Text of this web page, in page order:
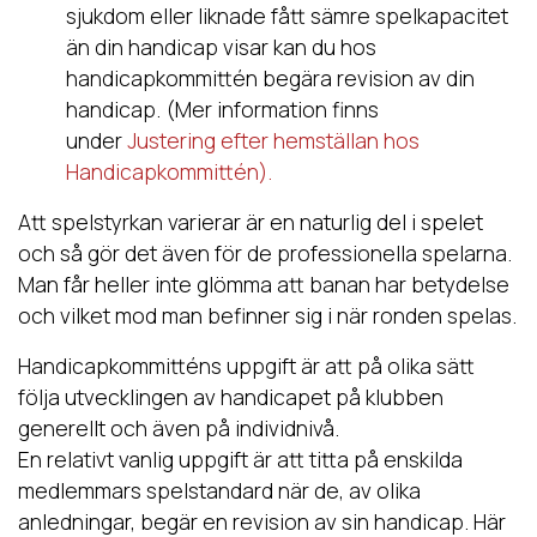
sjukdom eller liknade fått sämre spelkapacitet
än din handicap visar kan du hos
handicapkommittén begära revision av din
handicap. (Mer information finns
underJustering efter hemställan hos
Handicapkommittén).
Att spelstyrkan varierar är en naturlig del i spelet
och så gör det även för de professionella spelarna.
Man får heller inte glömma att banan har betydelse
och vilket mod man befinner sig i när ronden spelas.
Handicapkommitténs uppgift är att på olika sätt
följa utvecklingen av handicapet på klubben
generellt och även på individnivå.
En relativt vanlig uppgift är att titta på enskilda
medlemmars spelstandard när de, av olika
anledningar, begär en revision av sin handicap. Här